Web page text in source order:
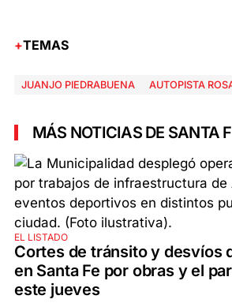
TEMAS
JUANJO PIEDRABUENA AUTOPISTA
MÁS NOTICIAS DE SANTA
EL LISTADO
Cortes de tránsito y desvíos
en Santa Fe por obras y el
este jueves